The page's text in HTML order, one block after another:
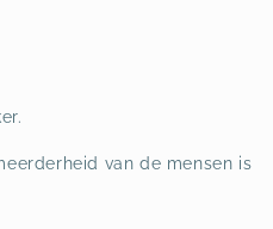
van de mensen is